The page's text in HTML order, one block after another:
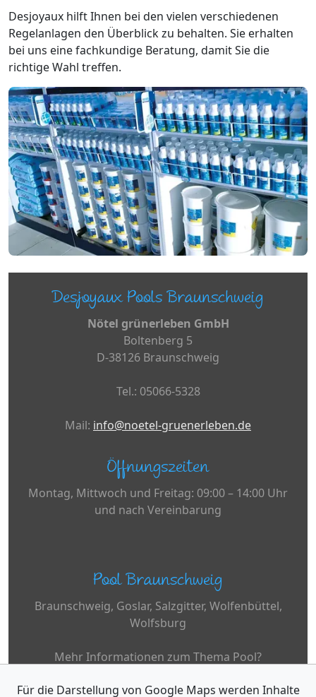
Desjoyaux hilft Ihnen bei den vielen verschiedenen
Regelanlagen den Überblick zu behalten. Sie erhalten
bei uns eine fachkundige Beratung, damit Sie die
richtige Wahl treffen.
Desjoyaux Pools Braunschweig
Nötel grünerleben GmbH
Boltenberg 5
D-38126 Braunschweig
Tel.: 05066-5328
Mail: info@noetel-gruenerleben.de
Öffnungszeiten
Montag, Mittwoch und Freitag: 09:00 – 14:00 Uhr
und nach Vereinbarung
Pool Braunschweig
Braunschweig, Goslar, Salzgitter, Wolfenbüttel,
Wolfsburg
Mehr Informationen zum Thema Pool?
www.desjoyaux.de
Für die Darstellung von Google Maps werden Inhalte